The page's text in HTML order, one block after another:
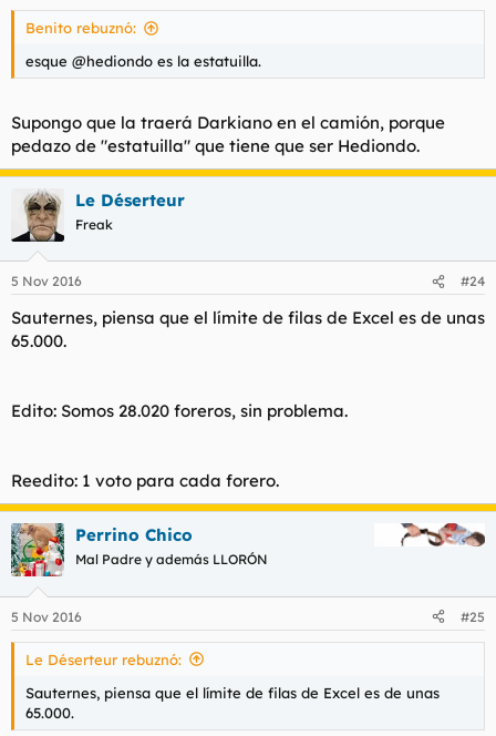
Benito rebuznó:
esque @hediondo es la estatuilla.
Supongo que la traerá Darkiano en el camión, porque
pedazo de "estatuilla" que tiene que ser Hediondo.
Le Déserteur
Freak
5 Nov 2016 #24
Sauternes, piensa que el límite de filas de Excel es de unas
65.000.
Edito: Somos 28.020 foreros, sin problema.
Reedito: 1 voto para cada forero.
Perrino Chico
Mal Padre y además LLORÓN
5 Nov 2016 #25
Le Déserteur rebuznó:
Sauternes, piensa que el límite de filas de Excel es de unas
65.000.